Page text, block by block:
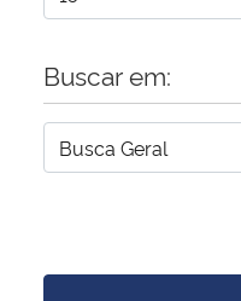
Planalto
Buscar em: